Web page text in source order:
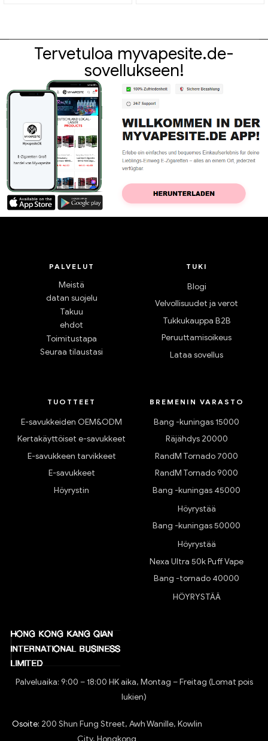
Tervetuloa myvapesite.de-
sovellukseen!
PALVELUT
Meistä
datan suojelu
Takuu
ehdot
Toimitustapa
Seuraa tilaustasi
TUKI
Blogi
Velvollisuudet ja verot
Tukkukauppa B2B
Peruuttamisoikeus
Lataa sovellus
TUOTTEET
E-savukkeiden OEM&ODM
Kertakäyttöiset e-savukkeet
E-savukkeen tarvikkeet
E-savukkeet
Höyrystin
BREMENIN VARASTO
Bang -kuningas 15000
Räjähdys 20000
RandM Tornado 7000
RandM Tornado 9000
Bang -kuningas 45000
Höyrystää
Bang -kuningas 50000
Höyrystää
Nexa Ultra 50k Puff Vape
Bang -tornado 40000
HÖYRYSTÄÄ
Palveluaika: 9:00 – 18:00 HK aika, Montag – Freitag (Lomat pois
lukien)
Osoite: 200 Shun Fung Street, Awh Wanille, Kowlin